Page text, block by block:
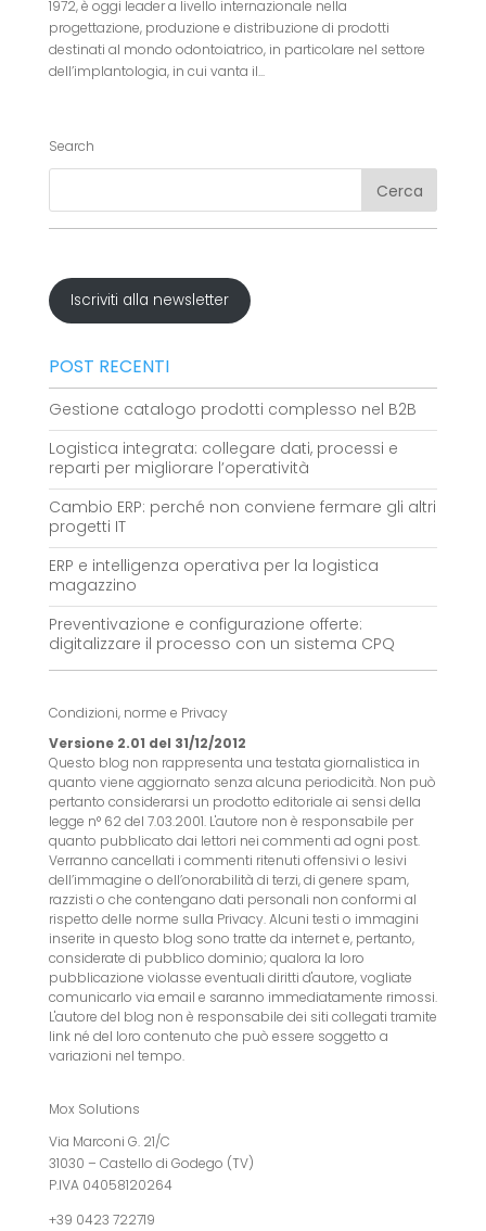
1972, è oggi leader a livello internazionale nella
progettazione, produzione e distribuzione di prodotti
destinati al mondo odontoiatrico, in particolare nel settore
dell’implantologia, in cui vanta il...
Search
Iscriviti alla newsletter
POST RECENTI
Gestione catalogo prodotti complesso nel B2B
Logistica integrata: collegare dati, processi e
reparti per migliorare l’operatività
Cambio ERP: perché non conviene fermare gli altri
progetti IT
ERP e intelligenza operativa per la logistica
magazzino
Preventivazione e configurazione offerte:
digitalizzare il processo con un sistema CPQ
Condizioni, norme e Privacy
Versione 2.01 del 31/12/2012
Questo blog non rappresenta una testata giornalistica in
quanto viene aggiornato senza alcuna periodicità. Non può
pertanto considerarsi un prodotto editoriale ai sensi della
legge n° 62 del 7.03.2001. L'autore non è responsabile per
quanto pubblicato dai lettori nei commenti ad ogni post.
Verranno cancellati i commenti ritenuti offensivi o lesivi
dell’immagine o dell’onorabilità di terzi, di genere spam,
razzisti o che contengano dati personali non conformi al
rispetto delle norme sulla Privacy. Alcuni testi o immagini
inserite in questo blog sono tratte da internet e, pertanto,
considerate di pubblico dominio; qualora la loro
pubblicazione violasse eventuali diritti d'autore, vogliate
comunicarlo via email e saranno immediatamente rimossi.
L'autore del blog non è responsabile dei siti collegati tramite
link né del loro contenuto che può essere soggetto a
variazioni nel tempo.
Mox Solutions
Via Marconi G. 21/C
31030 – Castello di Godego (TV)
P.IVA 04058120264
+39 0423 722719